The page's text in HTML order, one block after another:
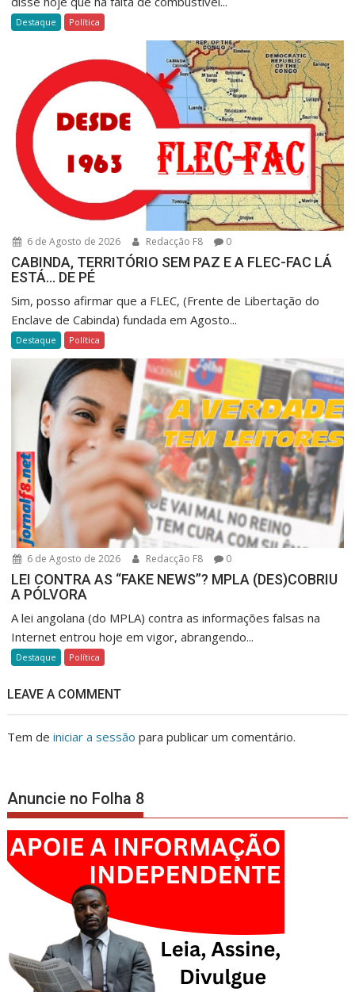
Destaque Política
6 de Agosto de 2026 Redacção F8 0
CABINDA, TERRITÓRIO SEM PAZ E A FLEC-FAC LÁ
ESTÁ… DE PÉ
Sim, posso afirmar que a FLEC, (Frente de Libertação do
Enclave de Cabinda) fundada em Agosto...
Destaque Política
6 de Agosto de 2026 Redacção F8 0
LEI CONTRA AS “FAKE NEWS”? MPLA (DES)COBRIU
A PÓLVORA
A lei angolana (do MPLA) contra as informações falsas na
Internet entrou hoje em vigor, abrangendo...
Destaque Política
LEAVE A COMMENT
Tem deiniciar a sessão para publicar um comentário.
Anuncie no Folha 8